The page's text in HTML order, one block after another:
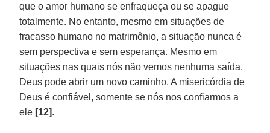
que o amor humano se enfraqueça ou se apague
totalmente. No entanto, mesmo em situações de
fracasso humano no matrimônio, a situação nunca é
sem perspectiva e sem esperança. Mesmo em
situações nas quais nós não vemos nenhuma saída,
Deus pode abrir um novo caminho. A misericórdia de
Deus é confiável, somente se nós nos confiarmos a
ele [12].